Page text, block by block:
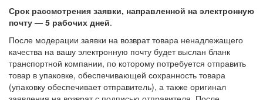
Срок рассмотрения заявки, направленной на электронную
почту — 5 рабочих дней.
После модерации заявки на возврат товара ненадлежащего
качества на вашу электронную почту будет выслан бланк
транспортной компании, по которому потребуется отправить
товар в упаковке, обеспечивающей сохранность товара
(упаковку обеспечивает отправитель), а также оригинал